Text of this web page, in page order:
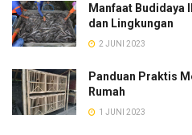
Manfaat Budidaya
dan Lingkungan
2 JUNI 2023
Panduan Praktis
Rumah
1 JUNI 2023